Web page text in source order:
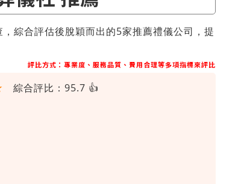
綜合評估後脫穎而出的5家推薦禮儀公司，提
評比方式：專業度、服務品質、費用合理等多項指標來評比
綜合評比：95.7 👍